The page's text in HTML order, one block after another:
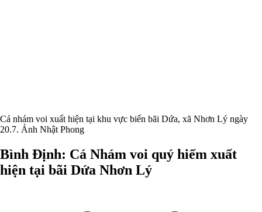
Cá nhám voi xuất hiện tại khu vực biển bãi Dứa, xã Nhơn Lý ngày
20.7. Ảnh Nhật Phong
Bình Định: Cá Nhám voi quý hiếm xuất
hiện tại bãi Dứa Nhơn Lý